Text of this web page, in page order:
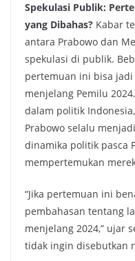
Spekulasi Publik:
yang Dibahas? Kabar
antara Prabowo dan
spekulasi di publik.
pertemuan ini bisa
menjelang Pemilu
dalam politik
Prabowo selalu
dinamika politik pasca
mempertemukan
“Jika pertemuan ini
pembahasan tentang
menjelang 2024,” ujar
tidak ingin disebutkan